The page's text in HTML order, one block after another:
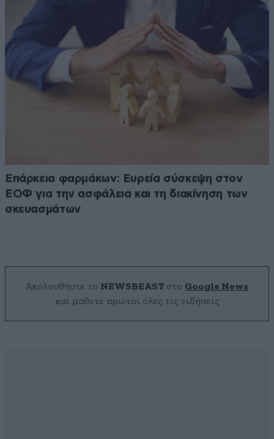
Επάρκεια φαρμάκων: Ευρεία σύσκεψη στον
ΕΟΦ για την ασφάλεια και τη διακίνηση των
σκευασμάτων
Ακολουθήστε το NEWSBEAST στο Google News
και μάθετε πρώτοι όλες τις ειδήσεις